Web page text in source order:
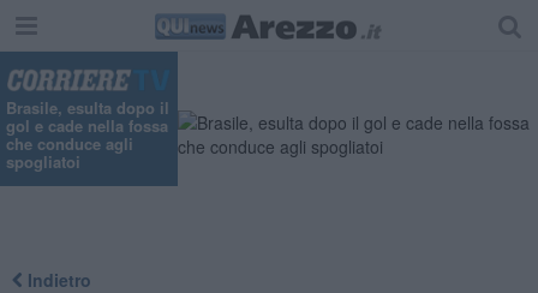
Brasile, esulta dopo il
gol e cade nella fossa
che conduce agli
spogliatoi
Indietro